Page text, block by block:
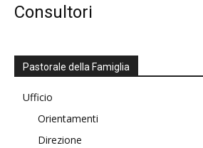
Consultori
Pastorale della Famiglia
Ufficio
Orientamenti
Direzione